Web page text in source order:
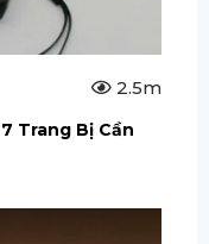
2.5m
Trang Bị Cần